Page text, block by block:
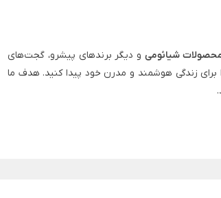
شیائومی و دیگر برندهای پیشرو، گجت‌های
برای زندگی هوشمند و مدرن خود پیدا کنید. هدف ما